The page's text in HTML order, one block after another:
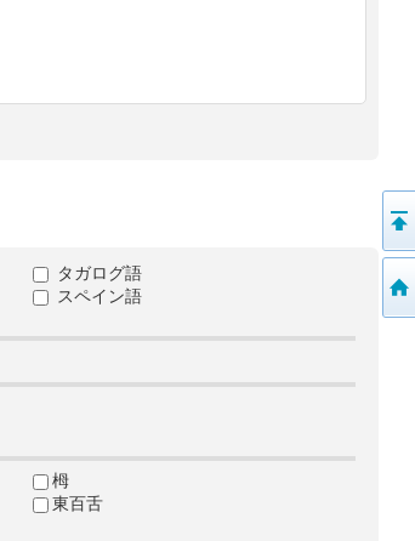
タガログ語
スペイン語
栂
東百舌